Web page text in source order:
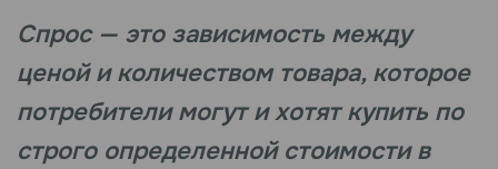
Спрос — это зависимость между
ценой и количеством товара, которое
потребители могут и хотят купить по
строго определенной стоимости в